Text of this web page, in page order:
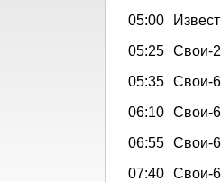
05:00
05:25 Свои-
05:35 Свои-
06:10 Свои-
06:55 Свои-
07:40 Свои-